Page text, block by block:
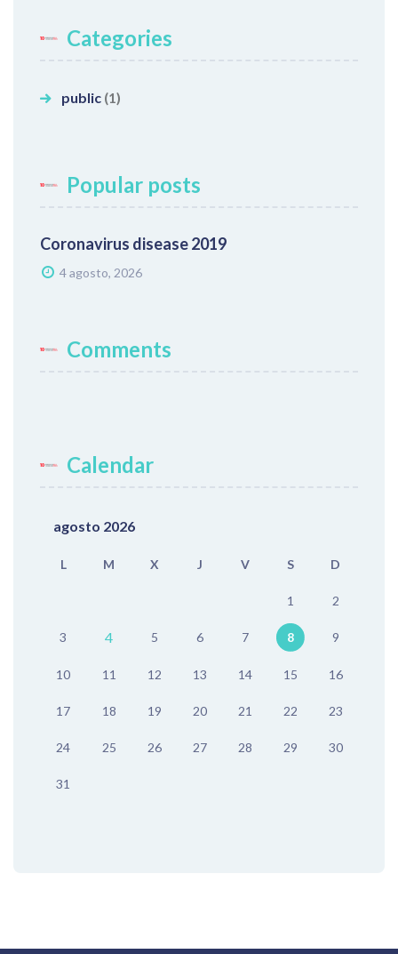
Categories
public (1)
Popular posts
Coronavirus disease 2019
4 agosto, 2026
Comments
Calendar
agosto 2026
L M X J V S D
1 2
3 4 5 6 7 8 9
10 11 12 13 14 15 16
17 18 19 20 21 22 23
24 25 26 27 28 29 30
31